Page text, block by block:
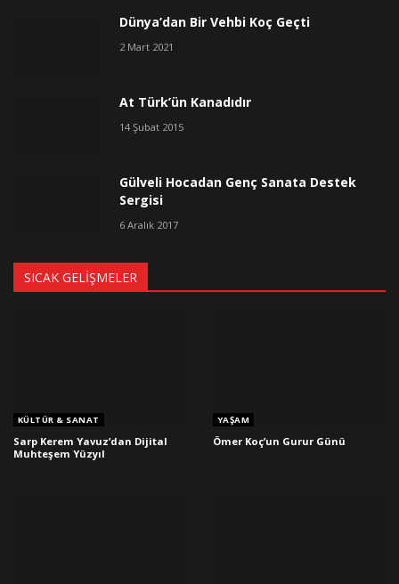
Dünya’dan Bir Vehbi Koç Geçti
2 Mart 2021
At Türk’ün Kanadıdır
14 Şubat 2015
Gülveli Hocadan Genç Sanata Destek
Sergisi
6 Aralık 2017
SICAK GELIŞMELER
KÜLTÜR & SANAT
Sarp Kerem Yavuz’dan Dijital
Muhteşem Yüzyıl
YAŞAM
Ömer Koç’un Gurur Günü